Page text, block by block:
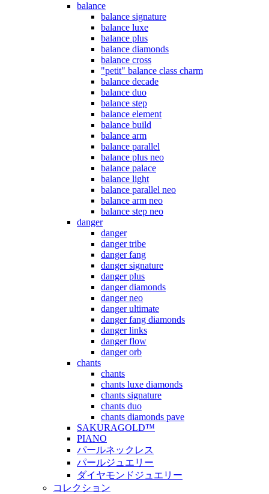
balance
balance signature
balance luxe
balance plus
balance diamonds
balance cross
"petit" balance class charm
balance decade
balance duo
balance step
balance element
balance build
balance arm
balance parallel
balance plus neo
balance palace
balance light
balance parallel neo
balance arm neo
balance step neo
danger
danger
danger tribe
danger fang
danger signature
danger plus
danger diamonds
danger neo
danger ultimate
danger fang diamonds
danger links
danger flow
danger orb
chants
chants
chants luxe diamonds
chants signature
chants duo
chants diamonds pave
SAKURAGOLD™
PIANO
パールネックレス
パールジュエリー
ダイヤモンドジュエリー
コレクション